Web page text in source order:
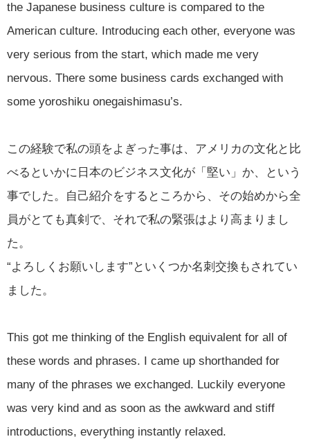
the Japanese business culture is compared to the
American culture. Introducing each other, everyone was
very serious from the start, which made me very
nervous. There some business cards exchanged with
some yoroshiku onegaishimasu’s.
この経験で私の頭をよぎった事は、アメリカの文化と比
べるといかに日本のビジネス文化が「堅い」か、という
事でした。自己紹介をするところから、その始めから全
員がとても真剣で、それで私の緊張はより高まりまし
た。
“よろしくお願いします”といくつか名刺交換もされてい
ました。
This got me thinking of the English equivalent for all of
these words and phrases. I came up shorthanded for
many of the phrases we exchanged. Luckily everyone
was very kind and as soon as the awkward and stiff
introductions, everything instantly relaxed.